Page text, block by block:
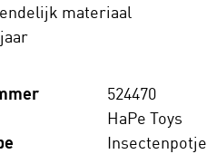
materiaal
524470
HaPe Toys
Insectenpotje